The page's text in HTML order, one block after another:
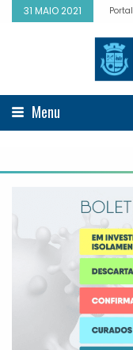
31 MAIO 2021 Portal
Menu